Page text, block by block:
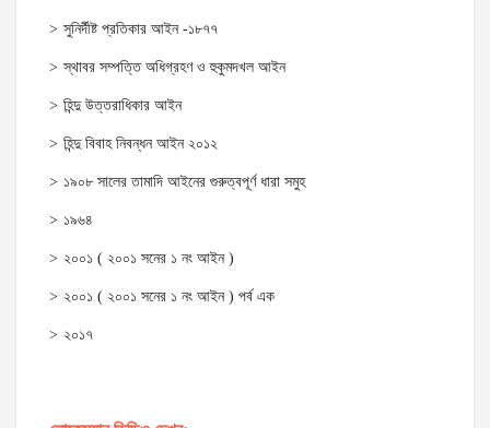
সুনির্দীষ্ট প্রতিকার আইন -১৮৭৭
স্থাবর সম্পত্তি অধিগ্রহণ ও হুকুমদখল আইন
হিন্দু উত্তরাধিকার আইন
হিন্দু বিবাহ নিবন্ধন আইন ২০১২
১৯০৮ সালের তামাদি আইনের গুরুত্বপূর্ণ ধারা সমুহ
১৯৬৪
২০০১ ( ২০০১ সনের ১ নং আইন )
২০০১ ( ২০০১ সনের ১ নং আইন ) পর্ব এক
২০১৭